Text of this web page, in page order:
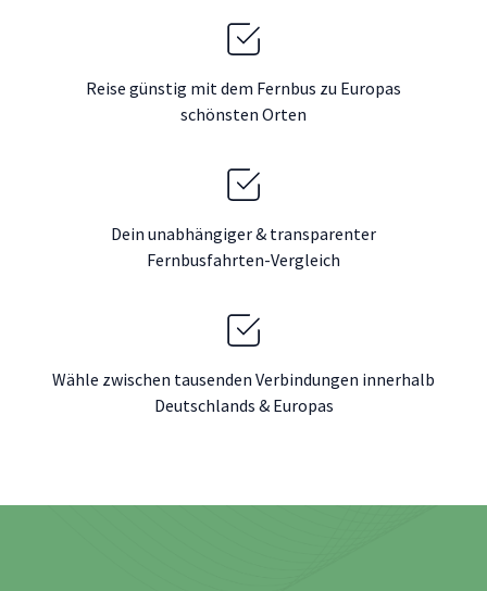
Reise günstig mit dem Fernbus zu Europas
schönsten Orten
Dein unabhängiger & transparenter
Fernbusfahrten-Vergleich
Wähle zwischen tausenden Verbindungen innerhalb
Deutschlands & Europas